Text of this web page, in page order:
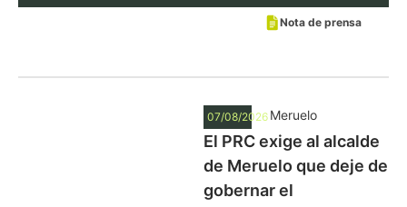
Nota de prensa
07/08/2026 Meruelo
El PRC exige al alcalde
de Meruelo que deje de
gobernar el